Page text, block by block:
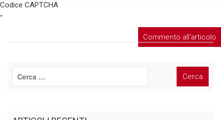
Codice CAPTCHA
*